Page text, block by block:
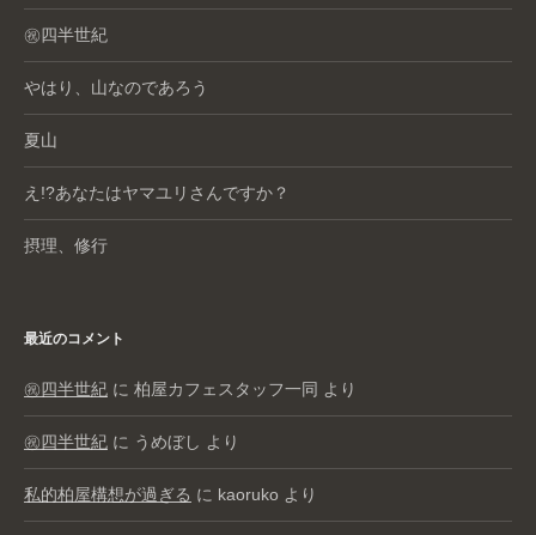
㊗️四半世紀
やはり、山なのであろう
夏山
え!?あなたはヤマユリさんですか？
摂理、修行
最近のコメント
㊗️四半世紀 に 柏屋カフェスタッフ一同 より
㊗️四半世紀 に うめぼし より
私的柏屋構想が過ぎる に kaoruko より